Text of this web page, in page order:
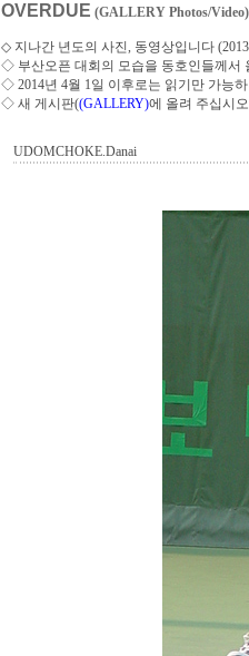
OVERDUE (GALLERY Photos/Video)
◇ 지나간 년도의 사진, 동영상입니다
◇ 부산오픈 대회의 모습을 동호인들께서
◇ 2014년 4월 1일 이후로는 읽기만 가능
◇ 새 게시판((GALLERY)에 올려 주십시오
UDOMCHOKE.Danai